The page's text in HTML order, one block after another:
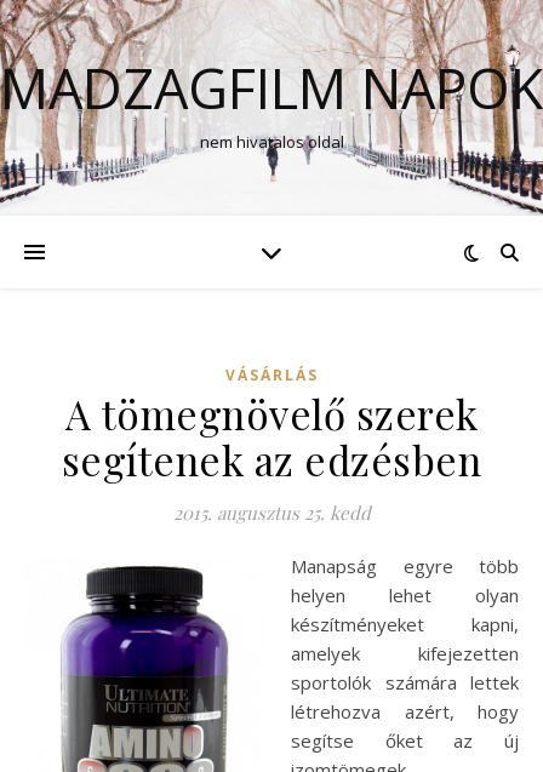
MADZAGFILM NAPOK
nem hivatalos oldal
VÁSÁRLÁS
A tömegnövelő szerek
segítenek az edzésben
2015. augusztus 25. kedd
Manapság egyre több
helyen lehet olyan
készítményeket kapni,
amelyek kifejezetten
sportolók számára lettek
létrehozva azért, hogy
segítse őket az új